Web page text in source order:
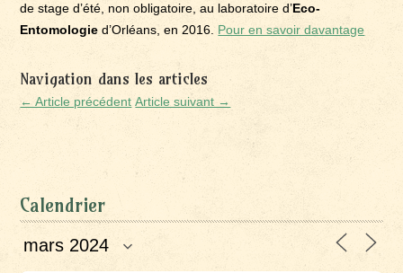
de stage d’été, non obligatoire, au laboratoire d’Eco-
Entomologie d’Orléans, en 2016. Pour en savoir davantage
Navigation dans les articles
← Article précédent Article suivant →
Calendrier